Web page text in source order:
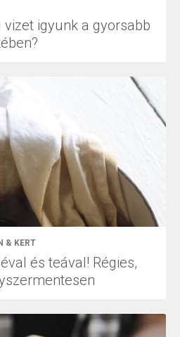
igyunk a gyorsabb
& KERT
és teával! Régies,